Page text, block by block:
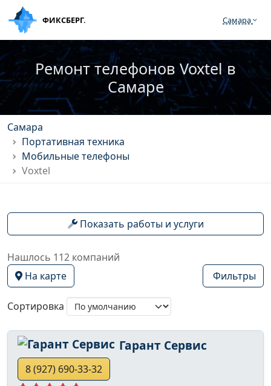
ФИКСБЕРГ. Самара
Ремонт телефонов Voxtel в
Самаре
Самара
Портативная техника
Мобильные телефоны
Voxtel
Показать работы и услуги
Нашлось 112 компаний
На карте
Фильтры
Сортировка
Гарант Сервис
8 (927) 690-33-32